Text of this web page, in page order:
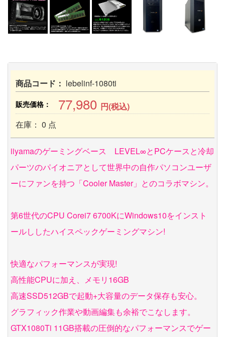
商品コード： lebelinf-1080ti
販売価格： 77,980 円(税込)
在庫： 0 点
iiyamaのゲーミングベース LEVEL∞とPCケースと冷却
パーツのパイオニアとして世界中の自作パソコンユーザ
ーにファンを持つ「Cooler Master」とのコラボマシン。
第6世代のCPU Corei7 6700KにWindows10をインスト
ールししたハイスペックゲーミングマシン!
快適なパフォーマンスが実現!
高性能CPUに加え、メモリ16GB
高速SSD512GBで起動+大容量のデータ保存も安心。
グラフィック作業や動画編集も余裕でこなします。
GTX1080Ti 11GB搭載の圧倒的なパフォーマンスでゲー